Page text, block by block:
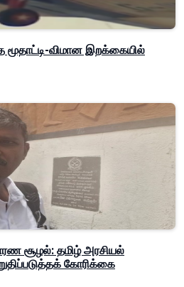
விமான இறக்கையில்
சூழல்: தமிழ் அரசியல்
கோரிக்கை